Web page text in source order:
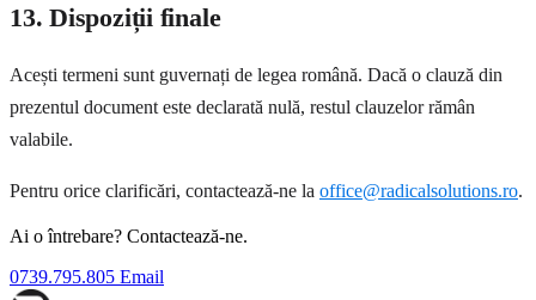
13. Dispoziții finale
Acești termeni sunt guvernați de legea română. Dacă o clauză din
prezentul document este declarată nulă, restul clauzelor rămân
valabile.
Pentru orice clarificări, contactează-ne la office@radicalsolutions.ro.
Ai o întrebare? Contactează-ne.
0739.795.805 Email